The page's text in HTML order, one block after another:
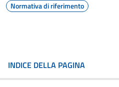
Normativa di riferimento
INDICE DELLA PAGINA